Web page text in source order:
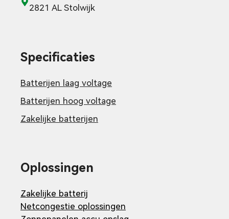
2821 AL Stolwijk
Specificaties
Batterijen laag voltage
Batterijen hoog voltage
Zakelijke batterijen
Oplossingen
Zakelijke batterij
Netcongestie oplossingen